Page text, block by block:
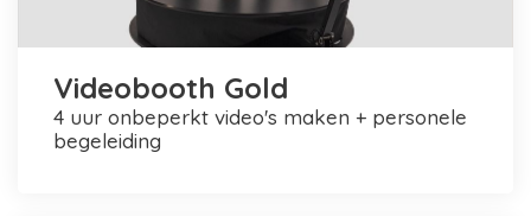
Videobooth Gold
4 uur onbeperkt video's maken + personele
begeleiding